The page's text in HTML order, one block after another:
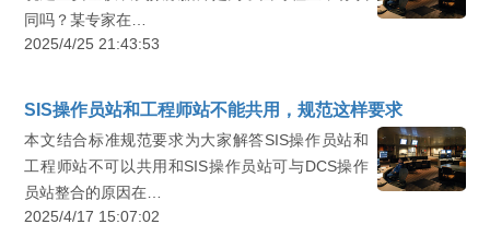
同吗？某专家在…
2025/4/25 21:43:53
SIS操作员站和工程师站不能共用，规范这样要求
本文结合标准规范要求为大家解答SIS操作员站和
工程师站不可以共用和SIS操作员站可与DCS操作
员站整合的原因在…
2025/4/17 15:07:02